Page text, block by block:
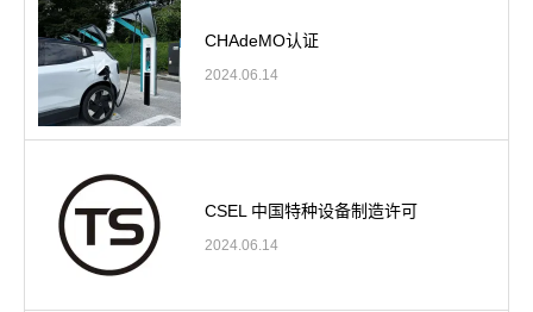
CHAdeMO认证
2024.06.14
CSEL 中国特种设备制造许可
2024.06.14